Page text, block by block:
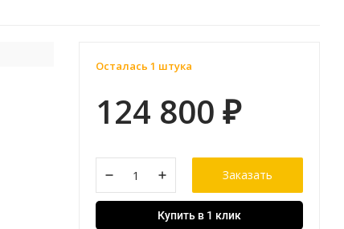
Осталась 1 штука
124 800 ₽
Заказать
Купить в 1 клик